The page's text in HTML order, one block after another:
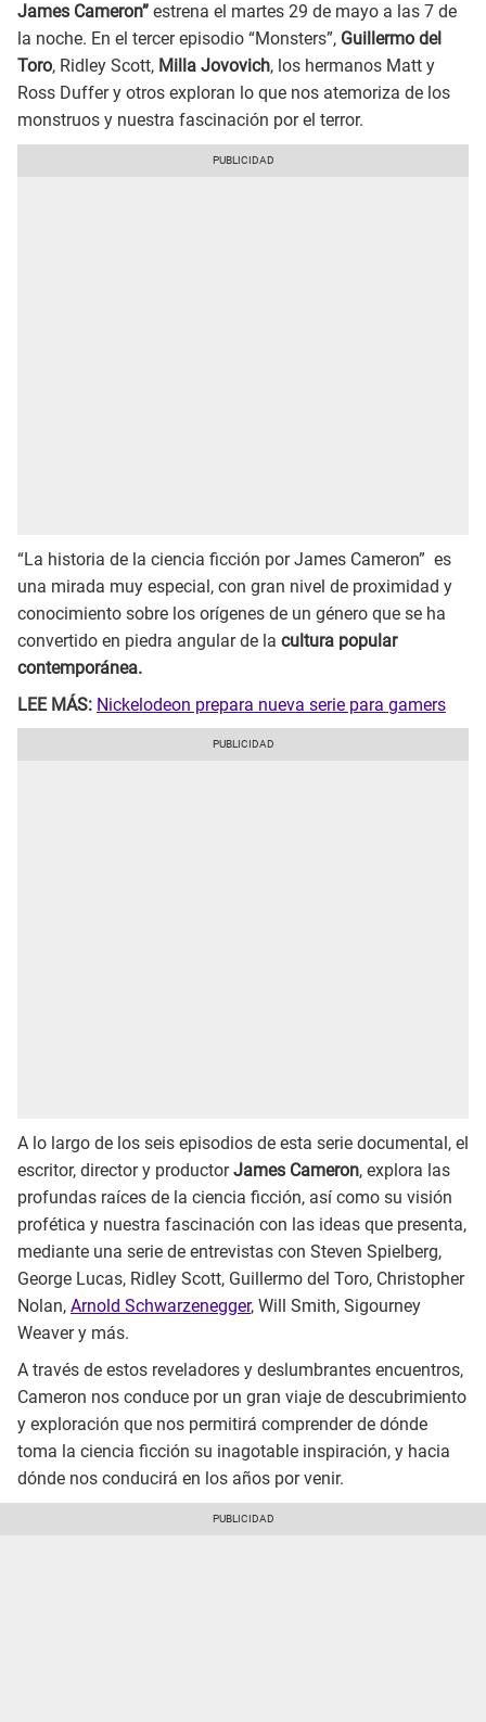
James Cameron” estrena el martes 29 de mayo a las 7 de
la noche. En el tercer episodio “Monsters”, Guillermo del
Toro, Ridley Scott, Milla Jovovich, los hermanos Matt y
Ross Duffer y otros exploran lo que nos atemoriza de los
monstruos y nuestra fascinación por el terror.
“La historia de la ciencia ficción por James Cameron” es
una mirada muy especial, con gran nivel de proximidad y
conocimiento sobre los orígenes de un género que se ha
convertido en piedra angular de la cultura popular
contemporánea.
LEE MÁS: Nickelodeon prepara nueva serie para gamers
A lo largo de los seis episodios de esta serie documental, el
escritor, director y productorJames Cameron, explora las
profundas raíces de la ciencia ficción, así como su visión
profética y nuestra fascinación con las ideas que presenta,
mediante una serie de entrevistas con Steven Spielberg,
George Lucas, Ridley Scott, Guillermo del Toro, Christopher
Nolan, Arnold Schwarzenegger, Will Smith, Sigourney
Weaver y más.
A través de estos reveladores y deslumbrantes encuentros,
Cameron nos conduce por un gran viaje de descubrimiento
y exploración que nos permitirá comprender de dónde
toma la ciencia ficción su inagotable inspiración, y hacia
dónde nos conducirá en los años por venir.